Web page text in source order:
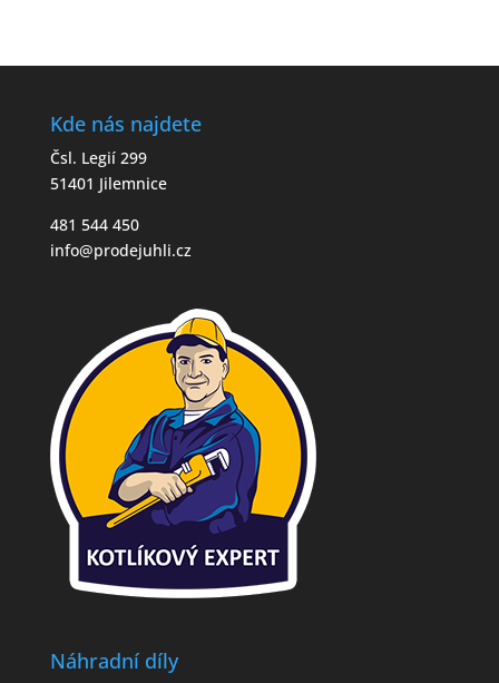
Kde nás najdete
Čsl. Legií 299
51401 Jilemnice
481 544 450
info@prodejuhli.cz
Náhradní díly